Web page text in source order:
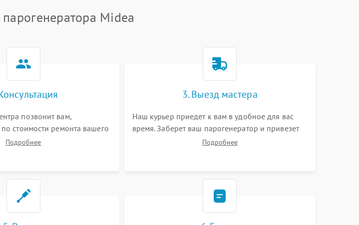
Midea
позвонит вам,
по стоимости ремонта вашего
ответит на все ваши
Подробнее
3. Выезд мастера
Наш курьер приедет к вам в удобное для вас
время. Заберет ваш парогенератор и привезет
на склад для диагностики.
Подробнее